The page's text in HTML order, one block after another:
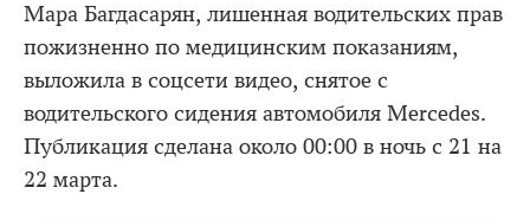
Мара Багдасарян, лишенная водительских прав
пожизненно по медицинским показаниям,
выложила в соцсети видео, снятое с
водительского сидения автомобиля Mercedes.
Публикация сделана около 00:00 в ночь с 21 на
22 марта.